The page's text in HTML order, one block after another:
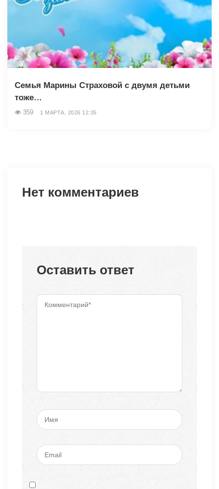
Семья Марины Страховой с двумя детьми
тоже…
359 1 МАРТА, 2026 12:35
Нет комментариев
Оставить ответ